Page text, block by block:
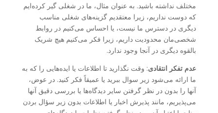
مختلف نداشته باشید. به عنوان مثال، ما در شغلی گیر کرده‌ایم
که دوست نداریم، زیرا معتقدیم گزینه‌های شغلی مناسب
دیگری در دسترس ما نیست، یا احساس می‌کنیم در روابط
شخصی‌مان محدودیت داریم، زیرا فکر می‌کنیم هیچ شریک
بالقوه دیگری در آنجا وجود ندارد.
عدم تفکر انتقادی: وقت نگذارید تا اطلاعات یا ایده‌هایی را که به
ما ارائه می‌شود زیر سوال ببرید یا عمیقاً فکر کنید. در عوض،
آنها را بدون در نظر گرفتن سایر دیدگاه‌ها یا بررسی دقیق آنها
می‌پذیریم، مانند پذیرش اخبار یا اطلاعات بدون زیر سؤال بردن